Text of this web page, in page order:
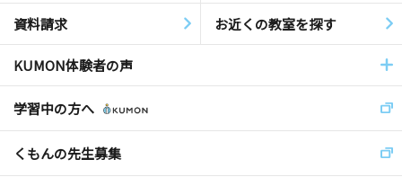
資料請求 お近くの教室を探す
KUMON体験者の声
学習中の方へ
くもんの先生募集